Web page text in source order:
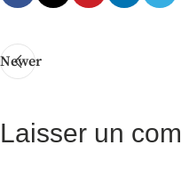
Newer
Laisser un